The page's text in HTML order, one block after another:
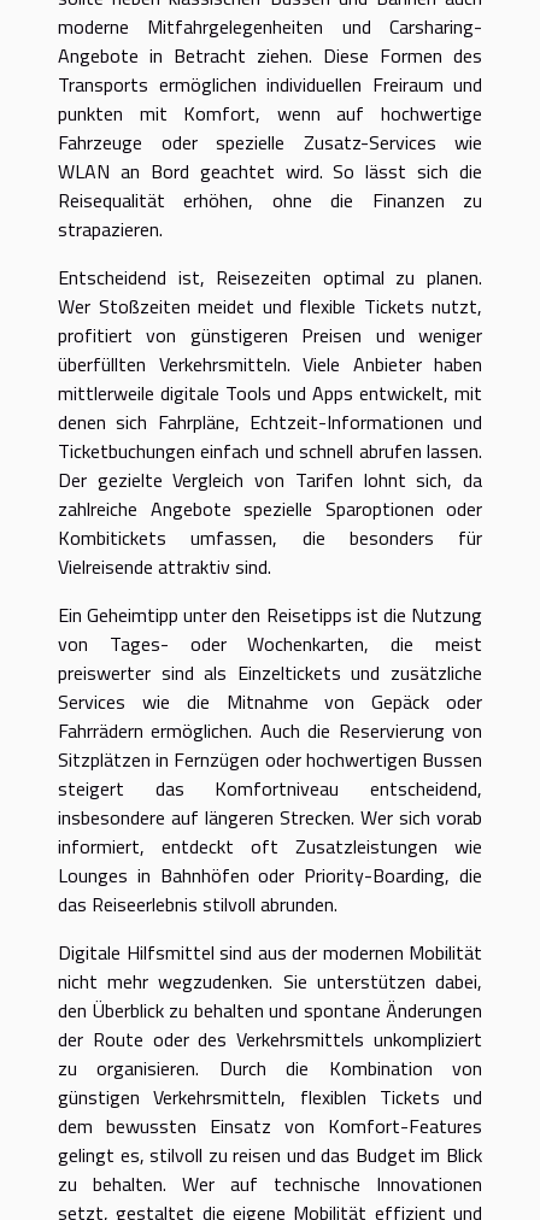
moderne Mitfahrgelegenheiten und Carsharing-
Angebote in Betracht ziehen. Diese Formen des
Transports ermöglichen individuellen Freiraum und
punkten mit Komfort, wenn auf hochwertige
Fahrzeuge oder spezielle Zusatz-Services wie
WLAN an Bord geachtet wird. So lässt sich die
Reisequalität erhöhen, ohne die Finanzen zu
strapazieren.
Entscheidend ist, Reisezeiten optimal zu planen.
Wer Stoßzeiten meidet und flexible Tickets nutzt,
profitiert von günstigeren Preisen und weniger
überfüllten Verkehrsmitteln. Viele Anbieter haben
mittlerweile digitale Tools und Apps entwickelt, mit
denen sich Fahrpläne, Echtzeit-Informationen und
Ticketbuchungen einfach und schnell abrufen lassen.
Der gezielte Vergleich von Tarifen lohnt sich, da
zahlreiche Angebote spezielle Sparoptionen oder
Kombitickets umfassen, die besonders für
Vielreisende attraktiv sind.
Ein Geheimtipp unter den Reisetipps ist die Nutzung
von Tages- oder Wochenkarten, die meist
preiswerter sind als Einzeltickets und zusätzliche
Services wie die Mitnahme von Gepäck oder
Fahrrädern ermöglichen. Auch die Reservierung von
Sitzplätzen in Fernzügen oder hochwertigen Bussen
steigert das Komfortniveau entscheidend,
insbesondere auf längeren Strecken. Wer sich vorab
informiert, entdeckt oft Zusatzleistungen wie
Lounges in Bahnhöfen oder Priority-Boarding, die
das Reiseerlebnis stilvoll abrunden.
Digitale Hilfsmittel sind aus der modernen Mobilität
nicht mehr wegzudenken. Sie unterstützen dabei,
den Überblick zu behalten und spontane Änderungen
der Route oder des Verkehrsmittels unkompliziert
zu organisieren. Durch die Kombination von
günstigen Verkehrsmitteln, flexiblen Tickets und
dem bewussten Einsatz von Komfort-Features
gelingt es, stilvoll zu reisen und das Budget im Blick
zu behalten. Wer auf technische Innovationen
setzt, gestaltet die eigene Mobilität effizient und